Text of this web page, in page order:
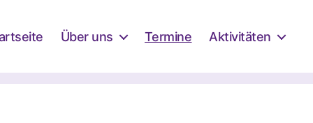
Über uns Termine Aktivitäten